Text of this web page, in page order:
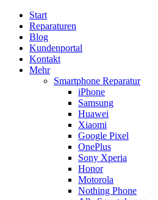
Start
Reparaturen
Blog
Kundenportal
Kontakt
Mehr
Smartphone Reparatur
iPhone
Samsung
Huawei
Xiaomi
Google Pixel
OnePlus
Sony Xperia
Honor
Motorola
Nothing Phone